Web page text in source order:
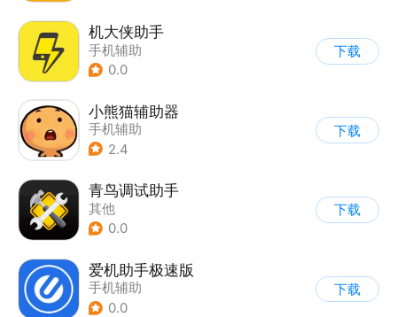
机大侠助手
手机辅助
0.0
下载
小熊猫辅助器
手机辅助
2.4
下载
青鸟调试助手
其他
0.0
下载
爱机助手极速版
手机辅助
0.0
下载